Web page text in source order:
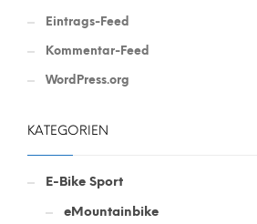
Eintrags-Feed
Kommentar-Feed
WordPress.org
KATEGORIEN
E-Bike Sport
eMountainbike